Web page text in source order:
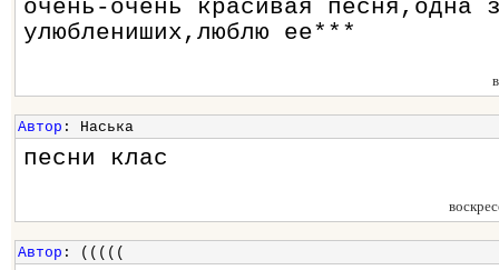
очень-очень красивая песня,одна
улюблениших,люблю ее***
Автор : Наська
песни клас
Автор : (((((